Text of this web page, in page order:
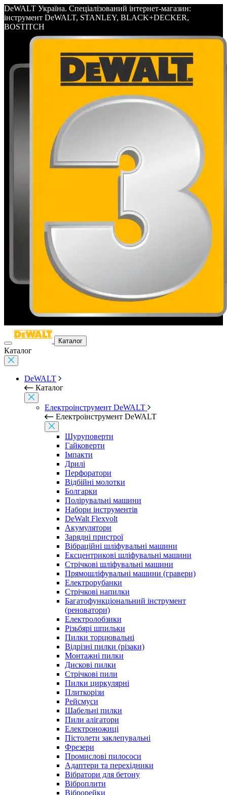
DeWALT Україна. Спеціалізований інтернет-магазин:
інструмент DeWALT, STANLEY, BLACK+DECKER,
BOSTITCH
Каталог
Каталог
DeWALT
Каталог
Електроінструмент DeWALT
Електроінструмент DeWALT
Шуруповерти
Гайковерти
Імпакти
Дрилі
Перфоратори
Відбійні молотки
Болгарки
Полірувальні машини
Набори інструментів
DeWalt Flexvolt
Акумулятори
Зарядні пристрої
Вібраційні шліфувальні машини
Ексцентрикові шліфувальні машини
Стрічкові шліфувальні машини
Прямошліфувальні машини (гравери)
Електрорубанки
Стрічкові напилки
Багатофункціональний інструмент
(реноватори)
Електролобзики
Різьбярі шпильки
Пилки торцювальні
Відрізні пилки (різаки)
Монтажні пилки
Дискові пилки
Стрічкові пили
Пилки циркулярні
Плиткорізи
Рейсмуси
Шабельні пилки
Пили алігатори
Електроножиці
Пістолети заклепувальні
Фрезери
Промислові пилососи
Адаптери та перехідники
Вібратори для бетону
Віброплити
Віброрейки